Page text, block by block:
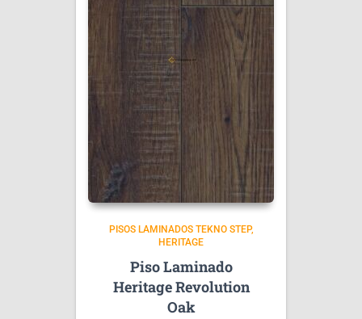
PISOS LAMINADOS TEKNO STEP
HERITAGE
Piso Laminado
Heritage Revolution
Oak